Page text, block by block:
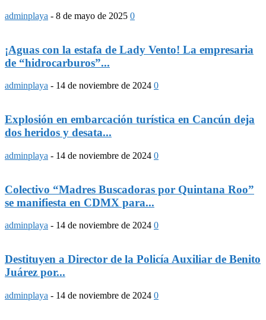
adminplaya - 8 de mayo de 2025 0
¡Aguas con la estafa de Lady Vento! La empresaria
de “hidrocarburos”...
adminplaya - 14 de noviembre de 2024 0
Explosión en embarcación turística en Cancún deja
dos heridos y desata...
adminplaya - 14 de noviembre de 2024 0
Colectivo “Madres Buscadoras por Quintana Roo”
se manifiesta en CDMX para...
adminplaya - 14 de noviembre de 2024 0
Destituyen a Director de la Policía Auxiliar de Benito
Juárez por...
adminplaya - 14 de noviembre de 2024 0